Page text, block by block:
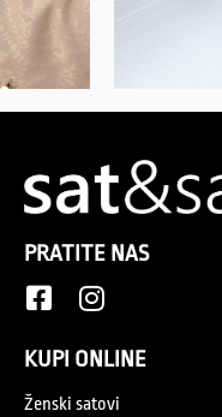
PRATITE NAS
KUPI ONLINE
Ženski satovi